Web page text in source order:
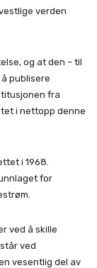
verden
og at den – til
publisere
fra
i nettopp denne
i 1968.
for
ved å skille
ved
vesentlig del av